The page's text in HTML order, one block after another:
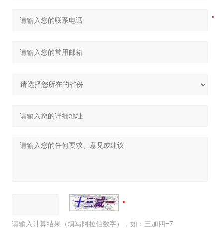
请输入计算结果（填写阿拉伯数字），如：三加四=7